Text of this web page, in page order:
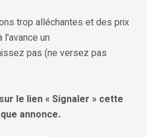
trop alléchantes et des prix
l'avance un
pas (ne versez pas
le lien « Signaler » cette
annonce.